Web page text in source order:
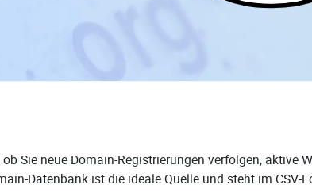
Sie neue Domain-Registrierungen verfolgen, aktive
Datenbank ist die ideale Quelle und steht im CSV-